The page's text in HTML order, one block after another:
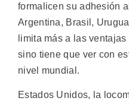
formalicen su adhesión
Argentina, Brasil,
limita más a las
sino tiene que ver con
nivel mundial.
Estados Unidos, la